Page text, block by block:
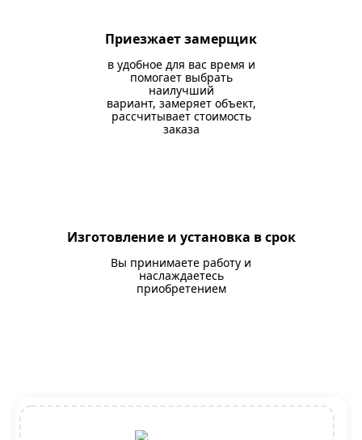
Приезжает замерщик
в удобное для вас время и
помогает выбрать
наилучший
вариант, замеряет объект,
рассчитывает стоимость
заказа
Изготовление и установка в срок
Вы принимаете работу и
наслаждаетесь
приобретением